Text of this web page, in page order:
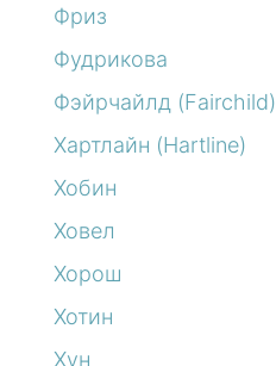
Фриз
Фудрикова
Фэйрчайлд (Fairchild)
Хартлайн (Hartline)
Хобин
Ховел
Хорош
Хотин
Хун